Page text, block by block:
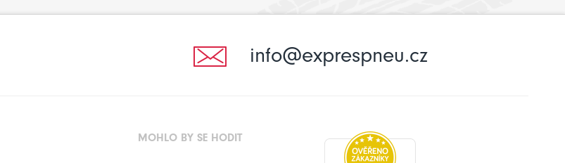
info@exprespneu.cz
MOHLO BY SE HODIT